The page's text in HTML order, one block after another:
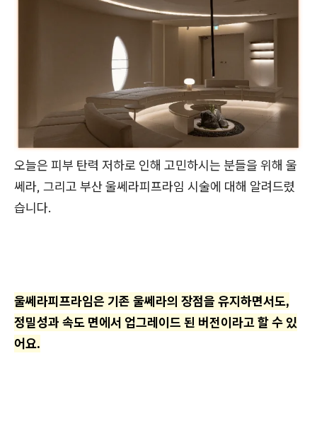
오늘은 피부 탄력 저하로 인해 고민하시는 분들을 위해 울
쎄라, 그리고 부산 울쎄라피프라임 시술에 대해 알려드렸
습니다.
울쎄라피프라임은 기존 울쎄라의 장점을 유지하면서도,
정밀성과 속도 면에서 업그레이드 된 버전이라고 할 수 있
어요.